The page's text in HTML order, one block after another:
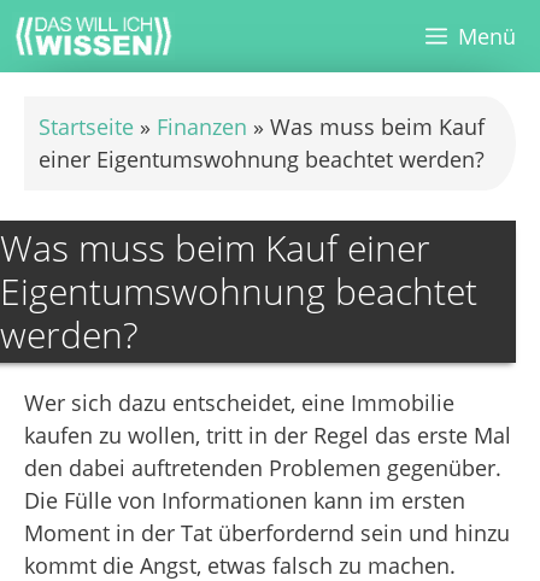
Zum
Inhalt
springen
Menü
Startseite » Finanzen » Was muss beim Kauf
einer Eigentumswohnung beachtet werden?
Was muss beim Kauf einer
Eigentumswohnung beachtet
werden?
Wer sich dazu entscheidet, eine Immobilie
kaufen zu wollen, tritt in der Regel das erste Mal
den dabei auftretenden Problemen gegenüber.
Die Fülle von Informationen kann im ersten
Moment in der Tat überfordernd sein und hinzu
kommt die Angst, etwas falsch zu machen.